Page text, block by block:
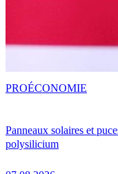
Panneaux solaires et
polysilicium
PROÉCONOMIE